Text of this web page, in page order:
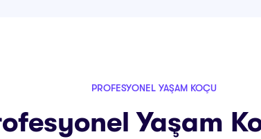
PROFESYONEL YAŞAM KOÇU
Yaşam